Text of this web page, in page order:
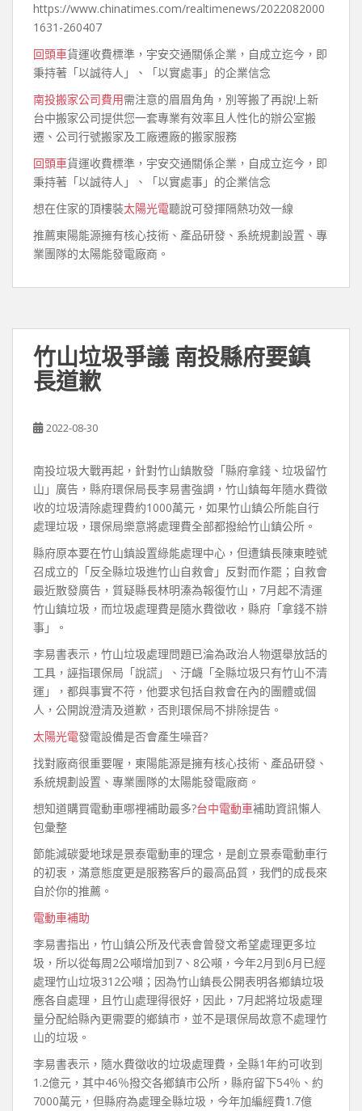
https://www.chinatimes.com/realtimenews/2022082000
1631-260407
回頭車貨運收費標準，宇安交通關係企業，自成立迄今，即
秉持著「以誠待人」、「以實處事」的企業信念
南投搬家公司費用需注意的眉眉角角，別等搬了再說!上新
台中搬家公司提供您一套專業有效率且人性化的辦公室搬
遷、公司行號搬家及工廠遷廠的搬家服務
回頭車貨運收費標準，宇安交通關係企業，自成立迄今，即
秉持著「以誠待人」、「以實處事」的企業信念
想在住家的頂樓裝太陽光電聽說可發揮隔熱功效一線
推薦東陽能源擁有核心技術、產品研發、系統規劃設置、專
業團隊的太陽能發電廠商。
竹山垃圾爭議 南投縣府要鎮
長道歉
2022-08-30
南投垃圾大戰再起，針對竹山鎮散發「縣府拿錢、垃圾留竹
山」廣告，縣府環保局長李易書強調，竹山鎮每年隨水費徵
收的垃圾清除處理費約1000萬元，如果竹山鎮公所能自行
處理垃圾，環保局樂意將處理費全部都撥給竹山鎮公所。
縣府原本要在竹山鎮設置綠能處理中心，但遭鎮長陳東睦號
召成立的「反全縣垃圾進竹山自救會」反對而作罷；自救會
最近散發廣告，質疑縣長林明溱為報復竹山，7月起不清運
竹山鎮垃圾，而垃圾處理費是隨水費徵收，縣府「拿錢不辦
事」。
李易書表示，竹山垃圾處理問題已淪為政治人物選舉放話的
工具，誣指環保局「說謊」、汙衊「全縣垃圾只有竹山不清
運」，都與事實不符，他要求包括自救會在內的團體或個
人，公開說澄清及道歉，否則環保局不排除提告。
太陽光電發電設備是否會產生噪音?
找對廠商很重要喔，東陽能源是擁有核心技術、產品研發、
系統規劃設置、專業團隊的太陽能發電廠商。
想知道購買電動車哪裡補助最多?台中電動車補助資訊懶人
包彙整
節能減碳愛地球是景泰電動車的理念，是創立景泰電動車行
的初衷，滿意態度更是服務客戶的最高品質，我們的成長來
自於你的推薦。
電動車補助
李易書指出，竹山鎮公所及代表會曾發文希望處理更多垃
圾，所以從每周2公噸增加到7、8公噸，今年2月到6月已經
處理竹山垃圾312公噸；因為竹山鎮長公開表明各鄉鎮垃圾
應各自處理，且竹山處理得很好，因此，7月起將垃圾處理
量分配給縣內更需要的鄉鎮市，並不是環保局故意不處理竹
山的垃圾。
李易書表示，隨水費徵收的垃圾處理費，全縣1年約可收到
1.2億元，其中46％撥交各鄉鎮市公所，縣府留下54％、約
7000萬元，但縣府為處理全縣垃圾，今年加編經費1.7億